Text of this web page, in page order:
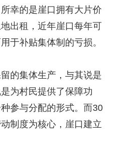
幸的是崖口拥有大片价
出租，近年崖口每年可
于补贴集体制的亏损。
集体生产，与其说是
为村民提供了保障功
参与分配的形式。而30
制度为核心，崖口建立